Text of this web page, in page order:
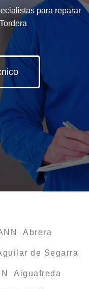
para reparar
Abrera
de Segarra
Aiguafreda